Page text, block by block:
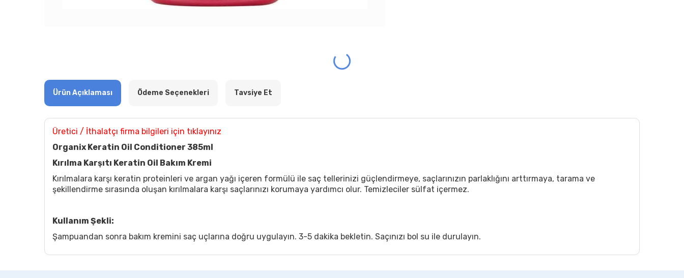
Ürün Açıklaması Ödeme Seçenekleri Tavsiye Et
Üretici / İthalatçı firma bilgileri için tıklayınız
Organix Keratin Oil Conditioner 385ml
Kırılma Karşıtı Keratin Oil Bakım Kremi
Kırılmalara karşı keratin proteinleri ve argan yağı içeren formülü ile saç tellerinizi güçlendirmeye, saçlarınızın parlaklığını arttırmaya, tarama ve
şekillendirme sırasında oluşan kırılmalara karşı saçlarınızı korumaya yardımcı olur. Temizleciler sülfat içermez.
Kullanım Şekli:
Şampuandan sonra bakım kremini saç uçlarına doğru uygulayın. 3-5 dakika bekletin. Saçınızı bol su ile durulayın.